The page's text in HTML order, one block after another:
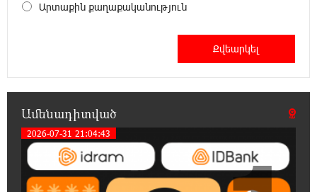
Հայաստանը կարիք ունի Ավետիք
Չալաբյանի նման խելացի, աշխատասեր և
11:39:05 6-08-2026
Հիմա. Նարեկ Կարապետյանի ճեպազրույցը
Արտաքին քաղաքականություն
Ամենադիտված
2026-07-31 21:04:43